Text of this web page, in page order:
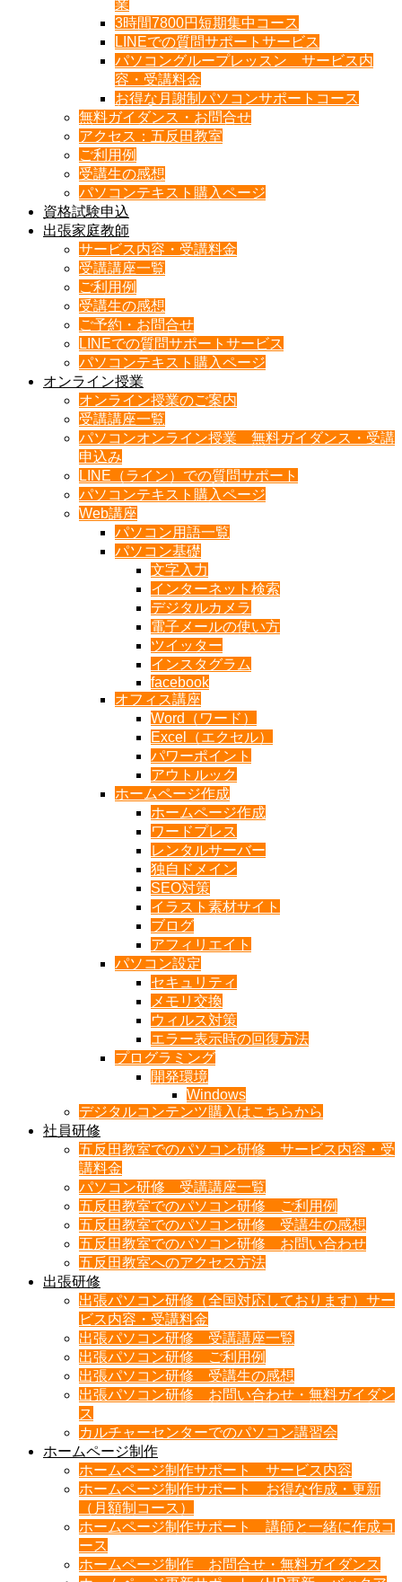
業
3時間7800円短期集中コース
LINEでの質問サポートサービス
パソコングループレッスン サービス内
容・受講料金
お得な月謝制パソコンサポートコース
無料ガイダンス・お問合せ
アクセス：五反田教室
ご利用例
受講生の感想
パソコンテキスト購入ページ
資格試験申込
出張家庭教師
サービス内容・受講料金
受講講座一覧
ご利用例
受講生の感想
ご予約・お問合せ
LINEでの質問サポートサービス
パソコンテキスト購入ページ
オンライン授業
オンライン授業のご案内
受講講座一覧
パソコンオンライン授業 無料ガイダンス・受講
申込み
LINE（ライン）での質問サポート
パソコンテキスト購入ページ
Web講座
パソコン用語一覧
パソコン基礎
文字入力
インターネット検索
デジタルカメラ
電子メールの使い方
ツイッター
インスタグラム
facebook
オフィス講座
Word（ワード）
Excel（エクセル）
パワーポイント
アウトルック
ホームページ作成
ホームページ作成
ワードプレス
レンタルサーバー
独自ドメイン
SEO対策
イラスト素材サイト
ブログ
アフィリエイト
パソコン設定
セキュリティ
メモリ交換
ウィルス対策
エラー表示時の回復方法
プログラミング
開発環境
Windows
デジタルコンテンツ購入はこちらから
社員研修
五反田教室でのパソコン研修 サービス内容・受
講料金
パソコン研修 受講講座一覧
五反田教室でのパソコン研修 ご利用例
五反田教室でのパソコン研修 受講生の感想
五反田教室でのパソコン研修 お問い合わせ
五反田教室へのアクセス方法
出張研修
出張パソコン研修（全国対応しております）サー
ビス内容・受講料金
出張パソコン研修 受講講座一覧
出張パソコン研修 ご利用例
出張パソコン研修 受講生の感想
出張パソコン研修 お問い合わせ・無料ガイダン
ス
カルチャーセンターでのパソコン講習会
ホームページ制作
ホームページ制作サポート サービス内容
ホームページ制作サポート お得な作成・更新
（月額制コース）
ホームページ制作サポート 講師と一緒に作成コ
ース
ホームページ制作 お問合せ・無料ガイダンス